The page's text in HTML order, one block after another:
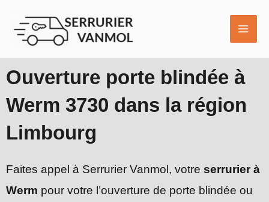
contenu
Ouverture porte blindée à
Werm 3730 dans la région
Limbourg
Faites appel à Serrurier Vanmol, votre serrurier à
Werm pour votre l’ouverture de porte blindée ou